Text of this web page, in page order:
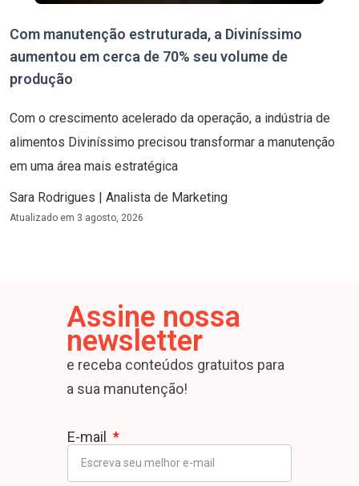
Com manutenção estruturada, a Diviníssimo
aumentou em cerca de 70% seu volume de
produção
Com o crescimento acelerado da operação, a indústria de
alimentos Diviníssimo precisou transformar a manutenção
em uma área mais estratégica
Sara Rodrigues | Analista de Marketing
Atualizado em 3 agosto, 2026
Assine nossa
newsletter
e receba conteúdos gratuitos para
a sua manutenção!
E-mail